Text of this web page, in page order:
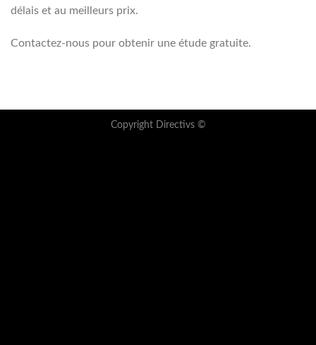
délais et au meilleurs prix.
Contactez-nous pour obtenir une étude gratuite.
Copyright Directivs ©